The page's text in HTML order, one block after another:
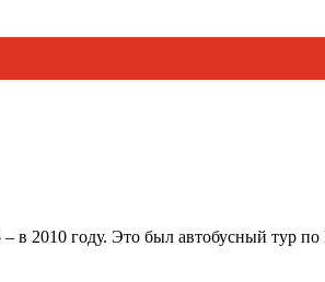
году. Это был автобусный тур по